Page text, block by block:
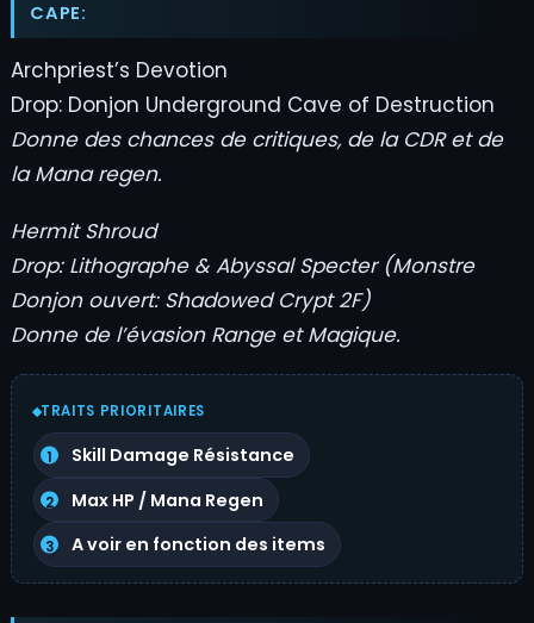
CAPE:
Archpriest’s Devotion
Drop: Donjon Underground Cave of Destruction
Donne des chances de critiques, de la CDR et de
la Mana regen.
Hermit Shroud
Drop: Lithographe & Abyssal Specter (Monstre
Donjon ouvert: Shadowed Crypt 2F)
Donne de l’évasion Range et Magique.
TRAITS PRIORITAIRES
Skill Damage Résistance
Max HP / Mana Regen
A voir en fonction des items